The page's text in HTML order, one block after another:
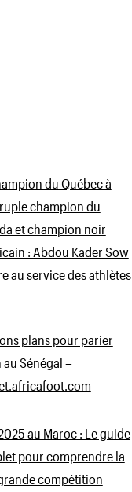
du Québec à
champion du
et champion noir
: Abdou Kader Sow
au service des athlètes
plans pour parier
au Sénégal –
au Maroc : Le guide
pour comprendre la
compétition